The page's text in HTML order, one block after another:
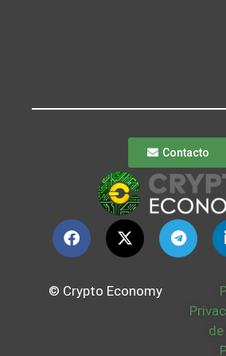
Contacto
© Crypto Economy